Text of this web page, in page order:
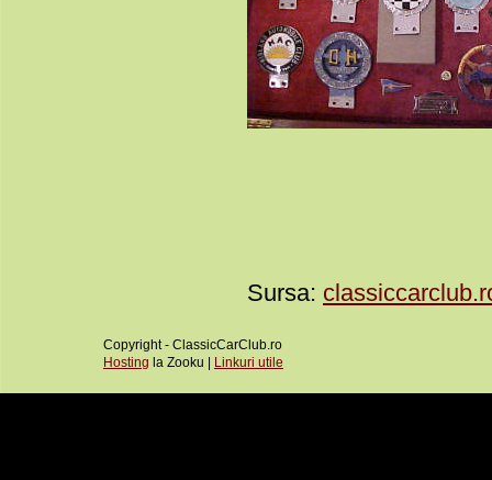
Sursa:
Copyright - ClassicCarClub.ro
Hosting la Zooku | Linkuri utile